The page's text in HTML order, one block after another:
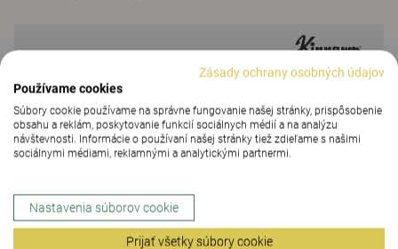
Zásady ochrany osobných údajov
Používame cookies
Súbory cookie používame na správne fungovanie našej stránky, prispôsobenie
obsahu a reklám, poskytovanie funkcií sociálnych médií a na analýzu
návštevnosti. Informácie o používaní našej stránky tiež zdieľame s našimi
sociálnymi médiami, reklamnými a analytickými partnermi.
Nastavenia súborov cookie
Prijať všetky súbory cookie